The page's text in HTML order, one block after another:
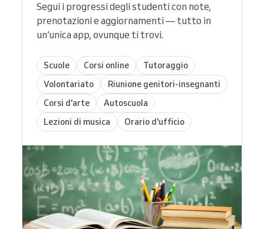
Segui i progressi degli studenti con note,
prenotazioni e aggiornamenti — tutto in
un’unica app, ovunque ti trovi.
Scuole Corsi online
Tutoraggio
Volontariato
Riunione genitori-insegnanti
Corsi d'arte
Autoscuola
Lezioni di musica
Orario d'ufficio